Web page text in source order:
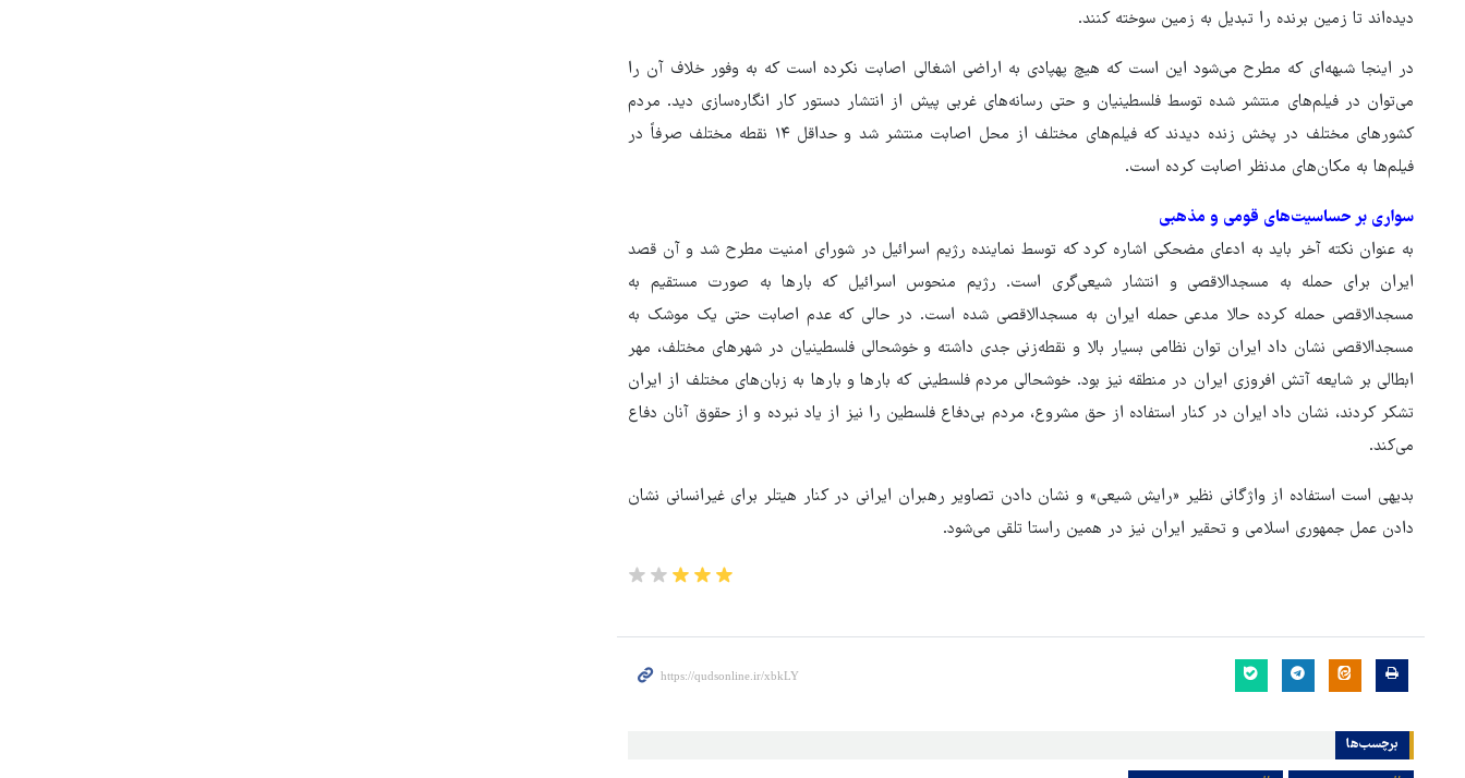
دیده‌اند تا زمین برنده را تبدیل به زمین سوخته کنند.
در اینجا شبهه‌ای که مطرح می‌‎شود این است که هیچ پهپادی به اراضی اشغالی اصابت نکرده است که به وفور خلاف آن را
می‌توان در فیلم‌های منتشر شده توسط فلسطینیان و حتی رسانه‌های غربی پیش از انتشار دستور کار انگاره‌سازی دید. مردم
کشورهای مختلف در پخش زنده دیدند که فیلم‌های مختلف از محل اصابت منتشر شد و حداقل ۱۴ نقطه مختلف صرفاً در
فیلم‌ها به مکان‌های مدنظر اصابت کرده است.
سواری بر حساسیت‌های قومی و مذهبی
به عنوان نکته آخر باید به ادعای مضحکی اشاره کرد که توسط نماینده رژیم اسرائیل در شورای امنیت مطرح شد و آن قصد
ایران برای حمله به مسجدالاقصی و انتشار شیعی‌گری است. رژیم منحوس اسرائیل که بارها به صورت مستقیم به
مسجدالاقصی حمله کرده حالا مدعی حمله ایران به مسجدالاقصی شده است. در حالی که عدم اصابت حتی یک موشک به
مسجدالاقصی نشان داد ایران توان نظامی بسیار بالا و نقطه‌زنی جدی داشته و خوشحالی فلسطینیان در شهرهای مختلف، مهر
ابطالی بر شایعه آتش افروزی ایران در منطقه نیز بود. خوشحالی مردم فلسطینی که بارها و بارها به زبان‌های مختلف از ایران
تشکر کردند، نشان داد ایران در کنار استفاده از حق مشروع، مردم بی‌دفاع فلسطین را نیز از یاد نبرده و از حقوق آنان دفاع
می‌کند.
بدیهی است استفاده از واژگانی نظیر «رایش شیعی» و نشان دادن تصاویر رهبران ایرانی در کنار هیتلر برای غیرانسانی نشان
دادن عمل جمهوری اسلامی و تحقیر ایران نیز در همین راستا تلقی می‌شود.
برچسب‌ها